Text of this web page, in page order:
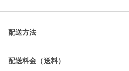
配送方法
配送料金（送料）